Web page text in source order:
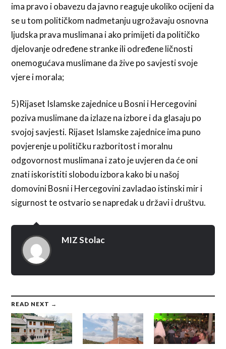
ima pravo i obavezu da javno reaguje ukoliko ocijeni da
se u tom političkom nadmetanju ugrožavaju osnovna
ljudska prava muslimana i ako primijeti da političko
djelovanje određene stranke ili određene ličnosti
onemogućava muslimane da žive po savjesti svoje
vjere i morala;
5)Rijaset Islamske zajednice u Bosni i Hercegovini
poziva muslimane da izlaze na izbore i da glasaju po
svojoj savjesti. Rijaset Islamske zajednice ima puno
povjerenje u političku razboritost i moralnu
odgovornost muslimana i zato je uvjeren da će oni
znati iskoristiti slobodu izbora kako bi u našoj
domovini Bosni i Hercegovini zavladao istinski mir i
sigurnost te ostvario se napredak u državi i društvu.
MIZ Stolac
READ NEXT →